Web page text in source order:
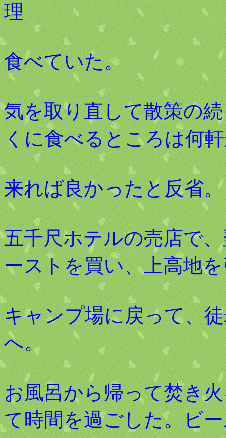
理
食べていた。
気を取り直して散策の
くに食べるところは何
来れば良かったと反省。
五千尺ホテルの売店で
ーストを買い、上高地
キャンプ場に戻って、
へ。
お風呂から帰って焚き
て時間を過ごした。ビ